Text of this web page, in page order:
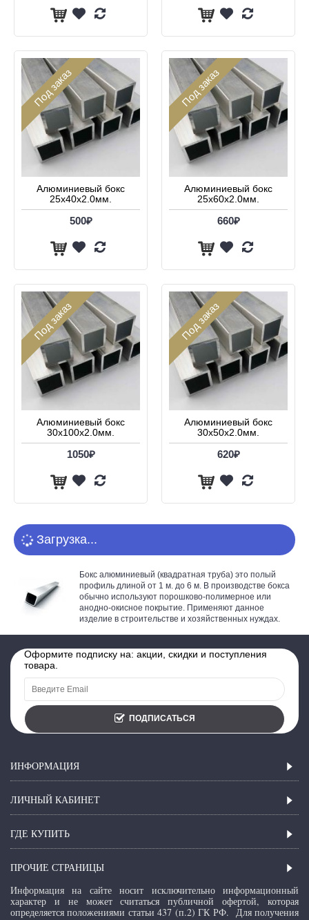
Под заказ
Алюминиевый бокс
25х40х2.0мм.
500₽
Под заказ
Алюминиевый бокс
25х60х2.0мм.
660₽
Под заказ
Алюминиевый бокс
30х100х2.0мм.
1050₽
Под заказ
Алюминиевый бокс
30х50х2.0мм.
620₽
Загрузка...
Бокс алюминиевый (квадратная труба) это полый
профиль длиной от 1 м. до 6 м. В производстве бокса
обычно используют порошково-полимерное или
анодно-окисное покрытие. Применяют данное
изделие в строительстве и хозяйственных нуждах.
Оформите подписку на: акции, скидки и поступления
товара.
ПОДПИСАТЬСЯ
ИНФОРМАЦИЯ
ЛИЧНЫЙ КАБИНЕТ
ГДЕ КУПИТЬ
ПРОЧИЕ СТРАНИЦЫ
Информация на сайте носит исключительно информационный
характер и не может считаться публичной офертой, которая
определяется положениями статьи 437 (п.2) ГК РФ. Для получения